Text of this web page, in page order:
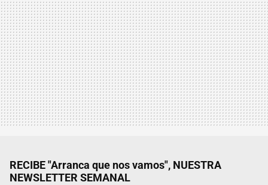
RECIBE "Arranca que nos vamos", NUESTRA
NEWSLETTER SEMANAL